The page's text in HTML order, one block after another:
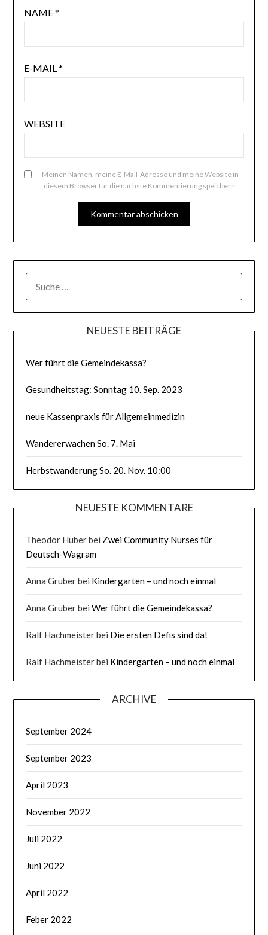
NAME*
E-MAIL *
WEBSITE
Meinen Namen, meine E-Mail-Adresse und meine Website in
diesem Browser für die nächste Kommentierung speichern.
NACH:
NEUESTE BEITRÄGE
Wer führt die Gemeindekassa?
Gesundheitstag: Sonntag 10. Sep. 2023
neue Kassenpraxis für Allgemeinmedizin
Wandererwachen So. 7. Mai
Herbstwanderung So. 20. Nov. 10:00
NEUESTE KOMMENTARE
Theodor Huberbei Zwei Community Nurses für
Deutsch-Wagram
Anna Gruberbei Kindergarten – und noch einmal
Anna GruberbeiWer führt die Gemeindekassa?
Ralf Hachmeisterbei Die ersten Defis sind da!
Ralf Hachmeisterbei Kindergarten – und noch einmal
ARCHIVE
September 2024
September 2023
April 2023
November 2022
Juli 2022
Juni 2022
April 2022
Feber 2022